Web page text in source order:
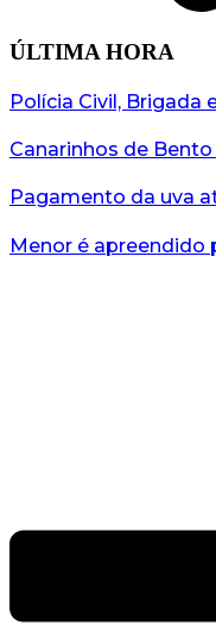
ÚLTIMA HORA